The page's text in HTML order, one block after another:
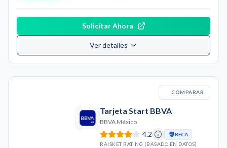
Solicitar Ahora
Ver detalles
COMPARAR
Tarjeta Start BBVA
BBVA México
4.2
RECA
RAISKET RATING (BASADO EN DATOS)